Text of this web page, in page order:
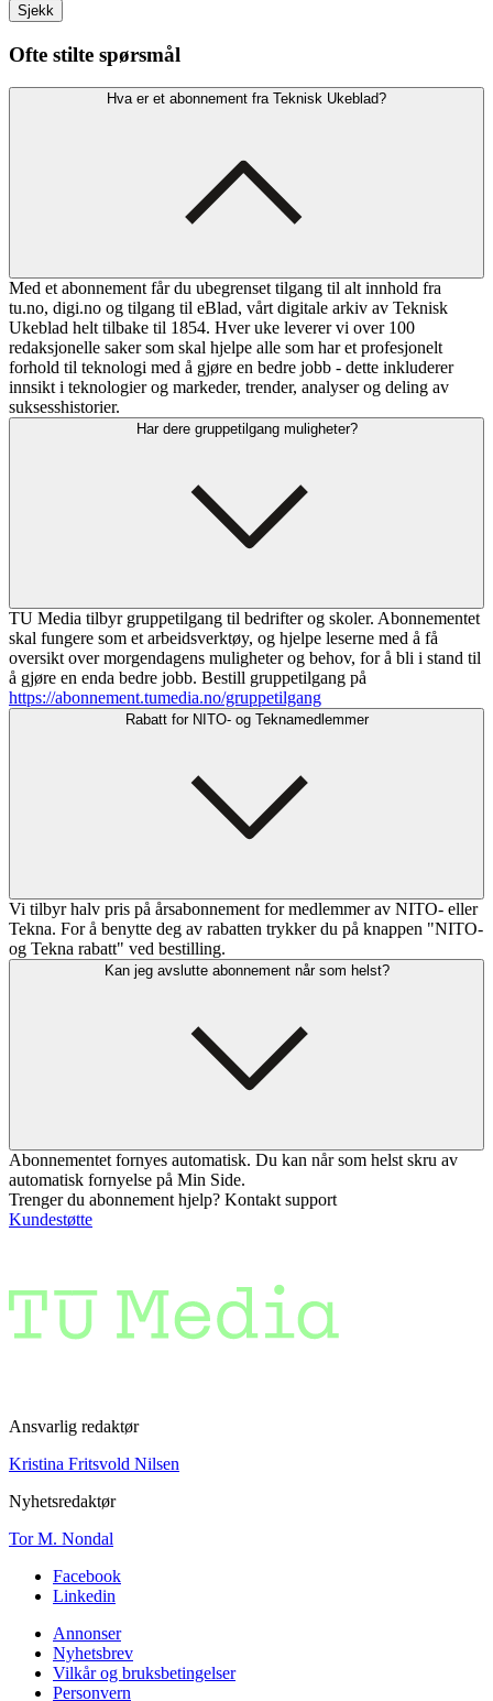
Sjekk
Ofte stilte spørsmål
Hva er et abonnement fra Teknisk Ukeblad?
Med et abonnement får du ubegrenset tilgang til alt innhold fra
tu.no, digi.no og tilgang til eBlad, vårt digitale arkiv av Teknisk
Ukeblad helt tilbake til 1854. Hver uke leverer vi over 100
redaksjonelle saker som skal hjelpe alle som har et profesjonelt
forhold til teknologi med å gjøre en bedre jobb - dette inkluderer
innsikt i teknologier og markeder, trender, analyser og deling av
suksesshistorier.
Har dere gruppetilgang muligheter?
TU Media tilbyr gruppetilgang til bedrifter og skoler. Abonnementet
skal fungere som et arbeidsverktøy, og hjelpe leserne med å få
oversikt over morgendagens muligheter og behov, for å bli i stand til
å gjøre en enda bedre jobb. Bestill gruppetilgang på
https://abonnement.tumedia.no/gruppetilgang
Rabatt for NITO- og Teknamedlemmer
Vi tilbyr halv pris på årsabonnement for medlemmer av NITO- eller
Tekna. For å benytte deg av rabatten trykker du på knappen "NITO-
og Tekna rabatt" ved bestilling.
Kan jeg avslutte abonnement når som helst?
Abonnementet fornyes automatisk. Du kan når som helst skru av
automatisk fornyelse på Min Side.
Trenger du abonnement hjelp? Kontakt support
Kundestøtte
Ansvarlig redaktør
Kristina Fritsvold Nilsen
Nyhetsredaktør
Tor M. Nondal
Facebook
Linkedin
Annonser
Nyhetsbrev
Vilkår og bruksbetingelser
Personvern